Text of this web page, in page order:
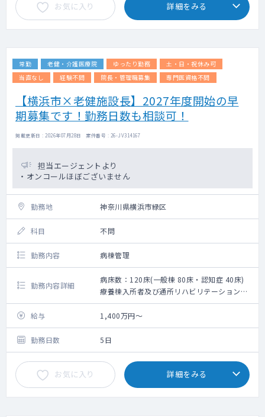
お気に入り 詳細をみる
常勤 老健・介護医療院 ゆったり勤務
土・日・祝休み可
当直なし
経験不問 院長・管理職募集 専門医資格不問
【横浜市×老健施設長】2027年度開始の早
期募集です！勤務日数も相談可！
掲載更新日 : 2026年07月28日 案件番号 : 26-JV314167
担当エージェントより
・オンコールほぼございません
勤務地 神奈川県横浜市緑区
科目 不問
勤務内容 病棟管理
勤務内容詳細
病床数：120床(一般棟 80床・認知症 40床)
療養棟入所者及び通所リハビリテーション利
用者の健康管理一般
給与
1,400万円～
勤務日数 5日
お気に入り 詳細をみる